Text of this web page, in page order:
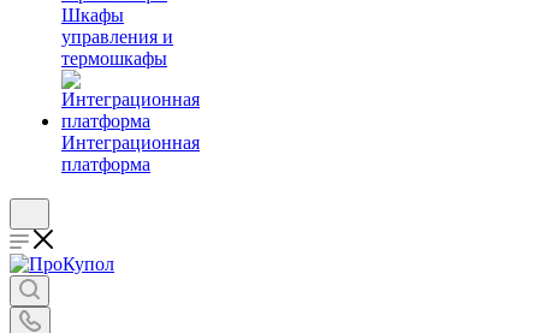
Шкафы
управления и
термошкафы
Интеграционная
платформа